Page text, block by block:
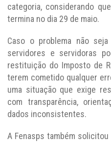
categoria, considerando
termina no dia 29 de maio.
Caso o problema não
servidores e servidoras
restituição do Imposto de
terem cometido qualquer
uma situação que exige
com transparência,
dados inconsistentes.
A Fenasps também